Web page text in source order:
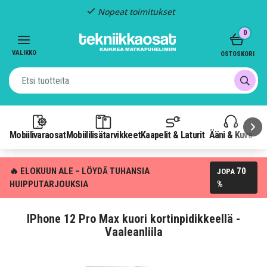
Nopeat toimitukset
VALIKKO
MobiilivaraosatMobiililisätarvikkeetKaapelit & Laturit Ääni & Kuva
0
OSTOSKORI
🔥 ELOKUUN ALE – LÖYDÄ TUHANSIA
HUIPPUTARJOUKSIA
JOPA 70
%
IPhone 12 Pro Max kuori kortinpidikkeellä -
Vaaleanliila